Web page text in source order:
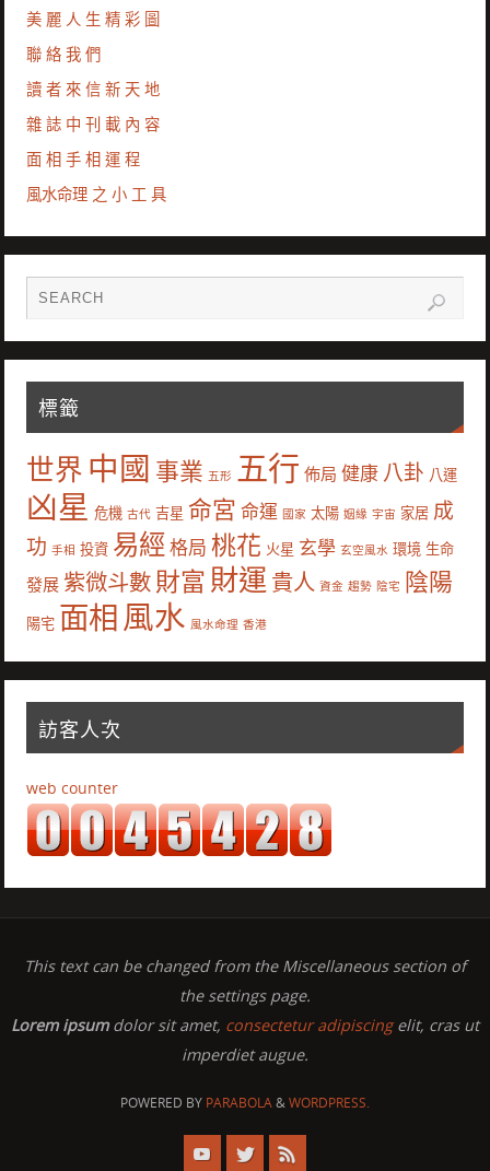
美 麗 人 生 精 彩 圖
聯 絡 我 們
讀 者 來 信 新 天 地
雜 誌 中 刊 載 內 容
面 相 手 相 運 程
風水命理 之 小 工 具
標籤
世界 中國 事業 五形 五行 佈局 健康 八卦 八運
凶星 危機 古代 吉星 命宮 命運 國家 太陽 姻緣 宇宙 家居 成
功 手相 投資 易經格局 桃花 火星 玄學 玄空風水 環境 生命
發展 紫微斗數 財富 財運 貴人 資金 趨勢 陰宅 陰陽
陽宅 面相風水 風水命理 香港
訪客人次
web counter
This text can be changed from the Miscellaneous section of
the settings page.
Lorem ipsumdolor sit amet, consectetur adipiscingelit, cras ut
imperdiet augue.
POWERED BY PARABOLA&WORDPRESS.